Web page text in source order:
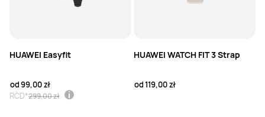
HUAWEI Easyfit
od99,00 zł
RCD*299,00 zł
HUAWEI WATCH FIT 3 Strap
od119,00 zł